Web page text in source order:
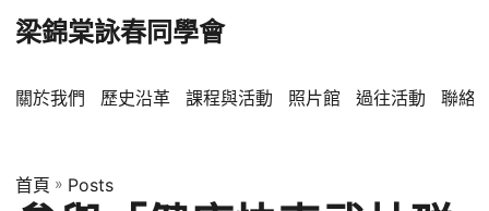
梁錦棠詠春同學會
關於我們 歷史沿革 課程與活動 照片館 過往活動 聯絡
首頁 » Posts